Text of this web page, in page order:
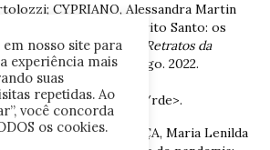
CYPRIANO, Alessandra Martin
Ensino Médio no Espírito Santo: os
as escolares.Revista Retratos da
n. 35, p. 443-461, mai./ago. 2022.
rde>.
dos Santos; FRANÇA, Maria Lenilda
nosso site para
experiência mais
suas
repetidas. Ao
você concorda
os cookies.